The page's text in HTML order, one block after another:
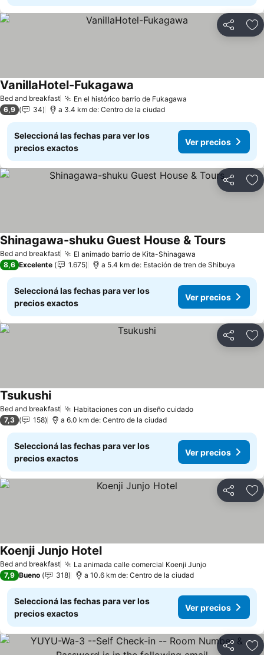
Compartir
Bed and breakfast En el histórico barrio de Fukagawa
VanillaHotel-Fukagawa
6,9 34 a 3.4 km de: Centro de la ciudad
Seleccioná las fechas para ver los
precios exactos
Ver precios
Compartir
Bed and breakfast El animado barrio de Kita-Shinagawa
Shinagawa-shuku Guest House & Tours
8,6 Excelente 1.675 a 5.4 km de: Estación de tren de Shibuya
Seleccioná las fechas para ver los
precios exactos
Ver precios
Compartir
Bed and breakfast Habitaciones con un diseño cuidado
Tsukushi
7,3 158 a 6.0 km de: Centro de la ciudad
Seleccioná las fechas para ver los
precios exactos
Ver precios
Compartir
Bed and breakfast La animada calle comercial Koenji Junjo
Koenji Junjo Hotel
7,9 Bueno 318 a 10.6 km de: Centro de la ciudad
Seleccioná las fechas para ver los
precios exactos
Ver precios
Compartir